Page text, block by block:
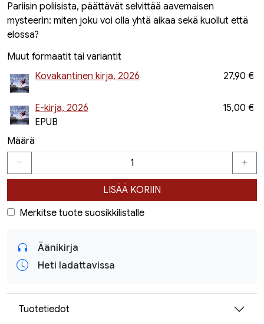
Pariisin poliisista, päättävät selvittää aavemaisen
mysteerin: miten joku voi olla yhtä aikaa sekä kuollut että
elossa?
Muut formaatit tai variantit
Kovakantinen kirja, 2026
27,90 €
E-kirja, 2026
EPUB
15,00 €
Määrä
LISÄÄ KORIIN
Merkitse tuote suosikkilistalle
Äänikirja
Heti ladattavissa
Tuotetiedot